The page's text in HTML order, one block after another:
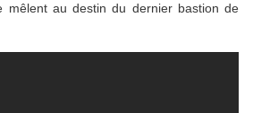
mêlent au destin du dernier bastion de